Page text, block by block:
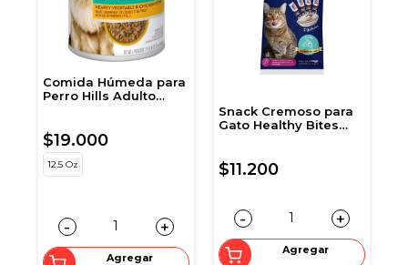
Comida Húmeda para
Perro Hills Adulto
$19.000
12.5 Oz
- +
Agregar
Snack Cremoso para
Gato Healthy Bites
$11.200
- +
Agregar